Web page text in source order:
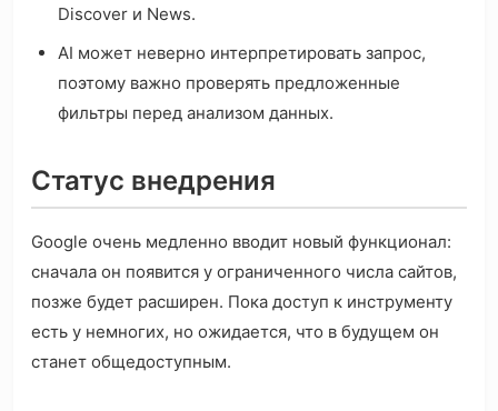
Discover и News.
AI может неверно интерпретировать запрос,
поэтому важно проверять предложенные
фильтры перед анализом данных.
Статус внедрения
Google очень медленно вводит новый функционал:
сначала он появится у ограниченного числа сайтов,
позже будет расширен. Пока доступ к инструменту
есть у немногих, но ожидается, что в будущем он
станет общедоступным.